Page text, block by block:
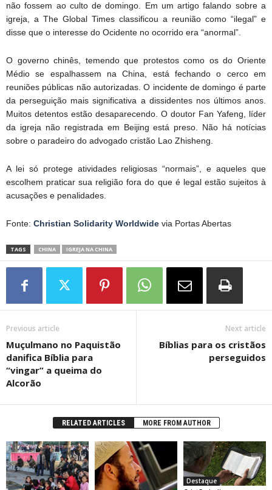
não fossem ao culto de domingo. Em um artigo falando sobre a
igreja, a The Global Times classificou a reunião como “ilegal” e
disse que o interesse do Ocidente no ocorrido era “anormal”.
O governo chinês, temendo que protestos como os do Oriente
Médio se espalhassem na China, está fechando o cerco em
reuniões públicas não autorizadas. O incidente de domingo é parte
da perseguição mais significativa a dissidentes nos últimos anos.
Muitos detentos estão desaparecendo. O doutor Fan Yafeng, líder
da igreja não registrada em Beijing está preso. Não há notícias
sobre o paradeiro do advogado cristão Lao Zhisheng.
A lei só protege atividades religiosas “normais”, e aqueles que
escolhem praticar sua religião fora do que é legal estão sujeitos à
acusações e penalidades.
Fonte: Christian Solidarity Worldwide via Portas Abertas
TAGS CHINA IGREJA NA CHINA
Previous article
Muçulmano no Paquistão
danifica Bíblia para
“vingar” a queima do
Alcorão
Next article
Bíblias para os cristãos
perseguidos
RELATED ARTICLES MORE FROM AUTHOR
Destaque